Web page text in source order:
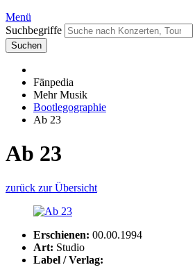
Menü
Suchbegriffe
Suchen
Fänpedia
Mehr Musik
Bootlegographie
Ab 23
Ab 23
zurück zur Übersicht
Erschienen: 00.00.1994
Art: Studio
Label / Verlag: